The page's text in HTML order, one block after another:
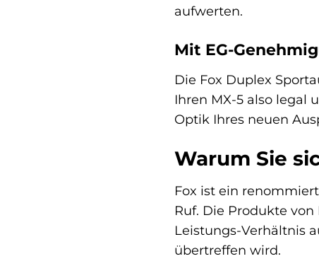
aufwerten.
Mit EG-
Die Fox Duplex
Ihren MX-5 also legal
Optik Ihres neuen
Warum Sie
Fox ist ein
Ruf. Die Produkte
Leistungs-Verhältnis
übertreffen wird.